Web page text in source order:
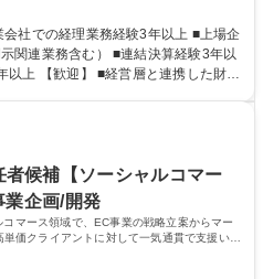
マネジメントを推進いただく経理責
監査法人対応 ■IR情報・開示資料の
、実績差異分析の実施 ■経理プロセ
社での経理業務経験3年以上 ■上場企
関連業務含む） ■連結決算経験3年以
した財務
業務経験 学歴・資格 学
高校 語学力： 資格：
候補【ソーシャルコマー
業企画/開発
マース領域で、EC事業の戦略立案からマー
価クライアントに対して一気通貫で支援いた